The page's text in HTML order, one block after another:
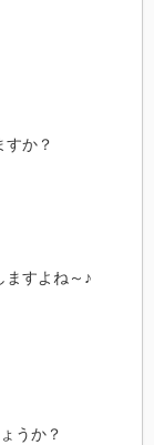
すか？
ますよね～♪
うか？